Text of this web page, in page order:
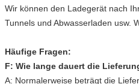
Wir können den Ladegerät nach
Tunnels und Abwasserladen usw.
Häufige Fragen:
F: Wie lange dauert die
A: Normalerweise beträgt die